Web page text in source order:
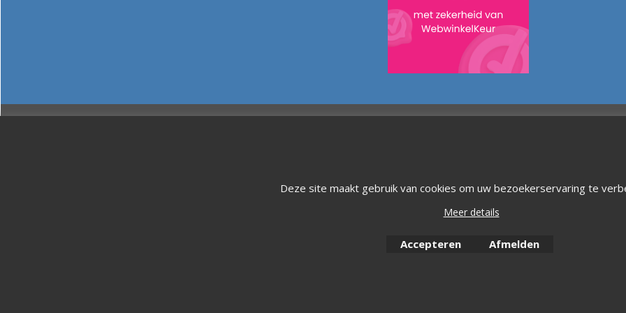
ShopFactory webwinkel
Deze site maakt gebruik van cookies om uw bezoekerservaring te
Meer details
Accepteren Afmelden